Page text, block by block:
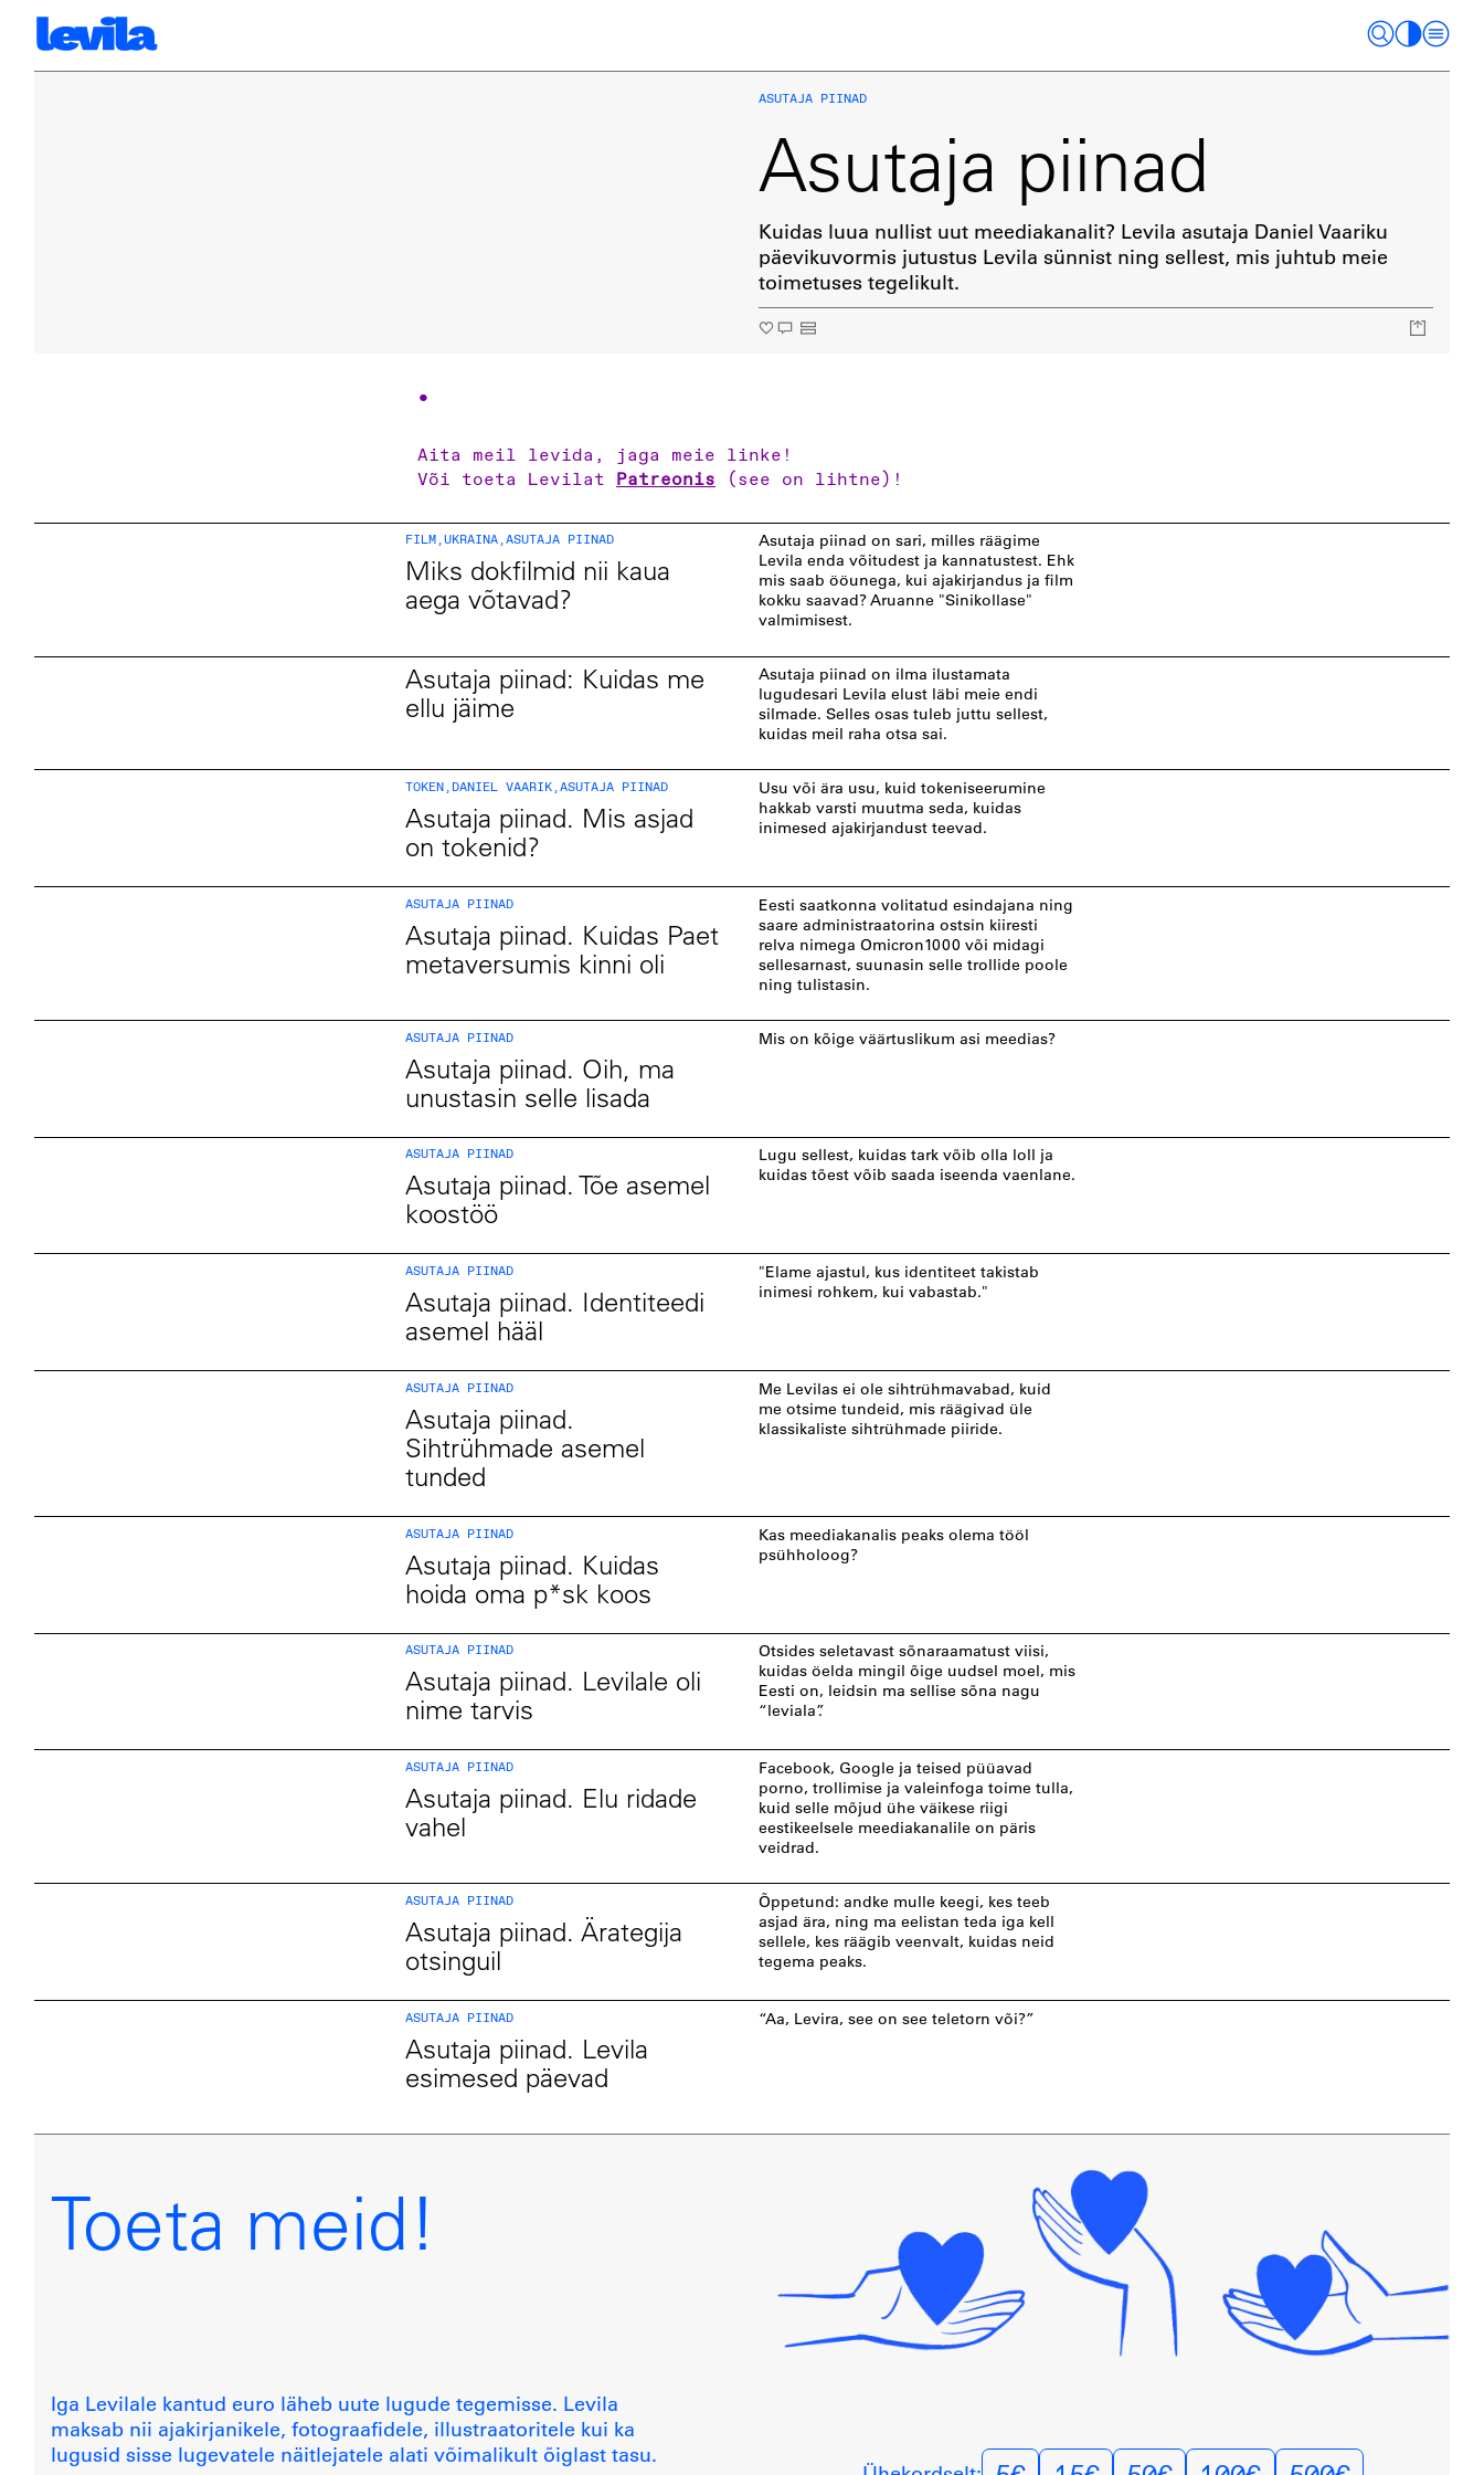
ASUTAJA PIINAD
Asutaja piinad
Kuidas luua nullist uut meediakanalit? Levila asutaja Daniel Vaariku
päevikuvormis jutustus Levila sünnist ning sellest, mis juhtub meie
toimetuses tegelikult.
Aita meil levida, jaga meie linke!
Või toeta Levilat Patreonis (see on lihtne)!
FILM,UKRAINA,ASUTAJA PIINAD
Miks dokfilmid nii kaua
aega võtavad?
Asutaja piinad on sari, milles räägime
Levila enda võitudest ja kannatustest. Ehk
mis saab ööunega, kui ajakirjandus ja film
kokku saavad? Aruanne "Sinikollase"
valmimisest.
Asutaja piinad: Kuidas me
ellu jäime
Asutaja piinad on ilma ilustamata
lugudesari Levila elust läbi meie endi
silmade. Selles osas tuleb juttu sellest,
kuidas meil raha otsa sai.
TOKEN,DANIEL VAARIK,ASUTAJA PIINAD
Asutaja piinad. Mis asjad
on tokenid?
Usu või ära usu, kuid tokeniseerumine
hakkab varsti muutma seda, kuidas
inimesed ajakirjandust teevad.
ASUTAJA PIINAD
Asutaja piinad. Kuidas Paet
metaversumis kinni oli
Eesti saatkonna volitatud esindajana ning
saare administraatorina ostsin kiiresti
relva nimega Omicron1000 või midagi
sellesarnast, suunasin selle trollide poole
ning tulistasin.
ASUTAJA PIINAD
Asutaja piinad. Oih, ma
unustasin selle lisada
Mis on kõige väärtuslikum asi meedias?
ASUTAJA PIINAD
Asutaja piinad. Tõe asemel
koostöö
Lugu sellest, kuidas tark võib olla loll ja
kuidas tõest võib saada iseenda vaenlane.
ASUTAJA PIINAD
Asutaja piinad. Identiteedi
asemel hääl
"Elame ajastul, kus identiteet takistab
inimesi rohkem, kui vabastab."
ASUTAJA PIINAD
Asutaja piinad.
Sihtrühmade asemel
tunded
Me Levilas ei ole sihtrühmavabad, kuid
me otsime tundeid, mis räägivad üle
klassikaliste sihtrühmade piiride.
ASUTAJA PIINAD
Asutaja piinad. Kuidas
hoida oma p*sk koos
Kas meediakanalis peaks olema tööl
psühholoog?
ASUTAJA PIINAD
Asutaja piinad. Levilale oli
nime tarvis
Otsides seletavast sõnaraamatust viisi,
kuidas öelda mingil õige uudsel moel, mis
Eesti on, leidsin ma sellise sõna nagu
“leviala”.
ASUTAJA PIINAD
Asutaja piinad. Elu ridade
vahel
Facebook, Google ja teised püüavad
porno, trollimise ja valeinfoga toime tulla,
kuid selle mõjud ühe väikese riigi
eestikeelsele meediakanalile on päris
veidrad.
ASUTAJA PIINAD
Asutaja piinad. Ärategija
otsinguil
Õppetund: andke mulle keegi, kes teeb
asjad ära, ning ma eelistan teda iga kell
sellele, kes räägib veenvalt, kuidas neid
tegema peaks.
ASUTAJA PIINAD
Asutaja piinad. Levila
esimesed päevad
“Aa, Levira, see on see teletorn või?”
Toeta meid!
Iga Levilale kantud euro läheb uute lugude tegemisse. Levila
maksab nii ajakirjanikele, fotograafidele, illustraatoritele kui ka
lugusid sisse lugevatele näitlejatele alati võimalikult õiglast tasu.